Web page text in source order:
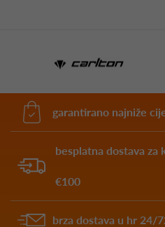
garantirano najniže
besplatna dostava za
€100
brza dostava u hr 24/